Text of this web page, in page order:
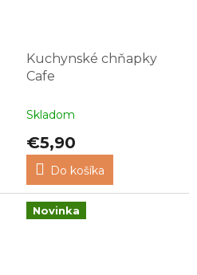
Kuchynské chňapky
Cafe
Skladom
€5,90
Do košíka
Novinka